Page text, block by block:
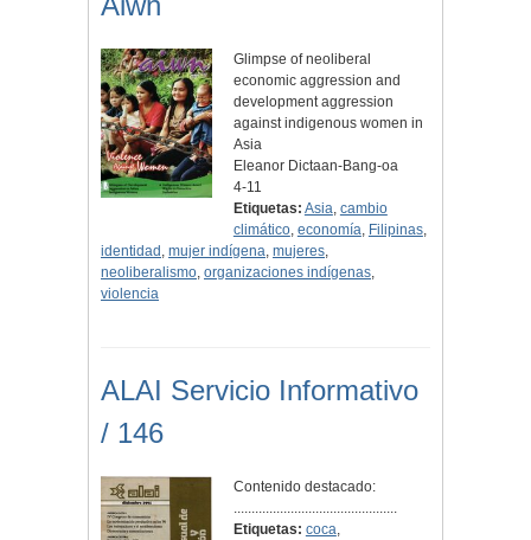
Glimpse of neoliberal
economic aggression and
development aggression
against indigenous women in
Asia
Eleanor Dictaan-Bang-oa
4-11
Etiquetas: Asia, cambio
climático, economía, Filipinas,
identidad , mujer indígena, mujeres,
neoliberalismo, organizaciones indígenas,
violencia
ALAI Servicio Informativo
/ 146
Contenido destacado:
..............................................
Etiquetas: coca,